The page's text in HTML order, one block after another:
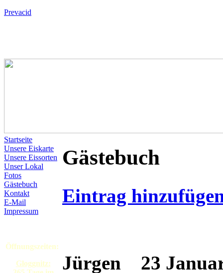
Prevacid
Startseite
Unsere Eiskarte
Unsere Eissorten
Unser Lokal
Fotos
Gästebuch
Kontakt
E-Mail
Impressum
Öffnungszeiten:
Gloggnitz:
Gästebuch
Eintrag
Jürgen
23